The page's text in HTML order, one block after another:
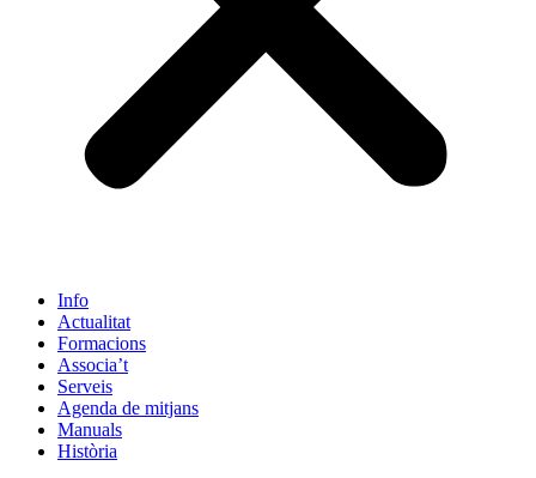
Info
Actualitat
Formacions
Associa’t
Serveis
Agenda de mitjans
Manuals
Història